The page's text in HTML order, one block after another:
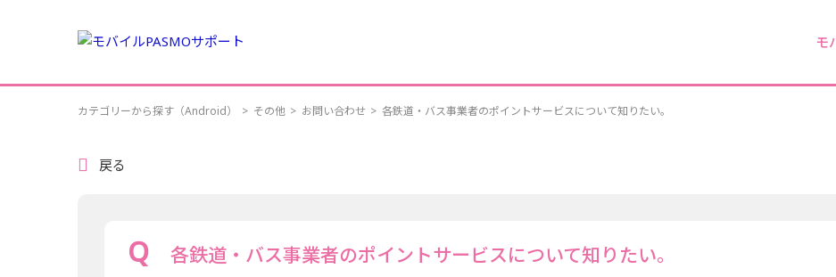
モ
カテゴリーから探す（Android） > その他 > お問い合わせ > 各鉄道・バス事業者のポイントサービスについて知りたい。
戻る
各鉄道・バス事業者のポイントサービスについて知りたい。